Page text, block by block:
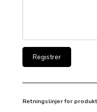
Retningslinjer for